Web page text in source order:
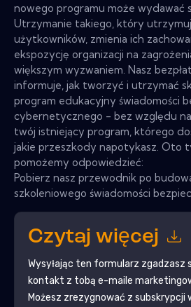
nowego programu może wydawać
Utrzymanie takiego, który
użytkowników, zmienia ich
ekspozycję organizacji na
większym wyzwaniem. Nasz
informuje, jak tworzyć i utrzymać
program edukacyjny świadomości
cybernetycznego - bez względu
twój istniejący program, którego
jakie przeszkody napotykasz. Oto
pomożemy odpowiedzieć:
Pobierz nasz przewodnik po
szkoleniowego świadomości
Czytaj więcej
Wysyłając ten formularz zgadzasz
kontakt z tobą e-maile
Możesz zrezygnować z subskrypcji